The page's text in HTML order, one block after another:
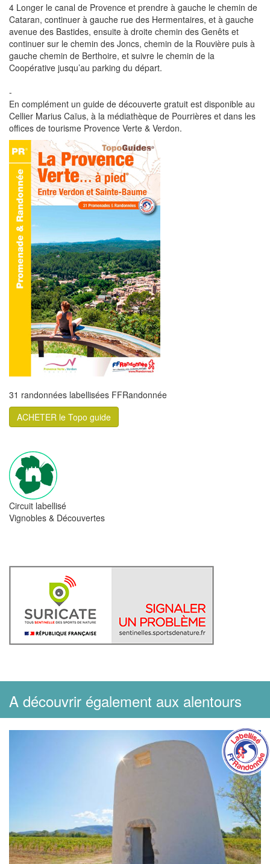
4 Longer le canal de Provence et prendre à gauche le chemin de
Cataran, continuer à gauche rue des Hermentaires, et à gauche
avenue des Bastides, ensuite à droite chemin des Genêts et
continuer sur le chemin des Joncs, chemin de la Rouvière puis à
gauche chemin de Berthoire, et suivre le chemin de la
Coopérative jusqu’au parking du départ.
-
En complément un guide de découverte gratuit est disponible au
Cellier Marius Caïus, à la médiathèque de Pourrières et dans les
offices de tourisme Provence Verte & Verdon.
31 randonnées labellisées FFRandonnée
ACHETER le Topo guide
Circuit labellisé
Vignobles & Découvertes
A découvrir également aux alentours